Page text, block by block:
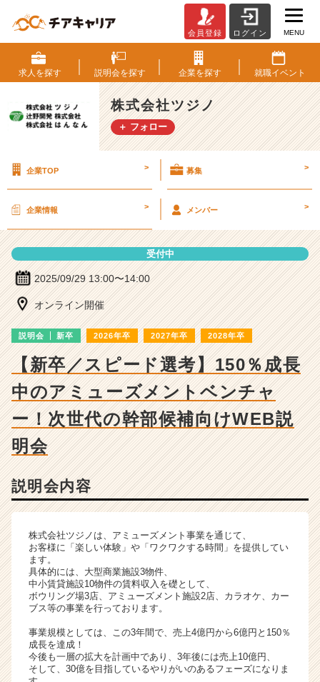
式
会
社
ツ
ジ
ノ
会
|
ベ
ン
チ
長
業
ら
ス
カ
く
活
サ
ト
チ
ア
ャ
リ
ア
会員登録 ログイン MENU
求人を探す 説明会を探す 企業を探す 就職イベント
株式会社ツジノ
＋ フォロー
企業TOP > 募集 >
企業情報 > メンバー >
受付中
2025/09/29 13:00〜14:00
オンライン開催
説明会 新卒 2026年卒 2027年卒 2028年卒
【新卒／スピード選考】150％成長
中のアミューズメントベンチャ
ー！次世代の幹部候補向けWEB説
明会
説明会内容
株式会社ツジノは、アミューズメント事業を通じて、
お客様に「楽しい体験」や「ワクワクする時間」を提供してい
ます。
具体的には、大型商業施設3物件、
中小賃貸施設10物件の賃料収入を礎として、
ボウリング場3店、アミューズメント施設2店、カラオケ、カー
ブス等の事業を行っております。
事業規模としては、この3年間で、売上4億円から6億円と150％
成長を達成！
今後も一層の拡大を計画中であり、3年後には売上10億円、
そして、30億を目指しているやりがいのあるフェーズになりま